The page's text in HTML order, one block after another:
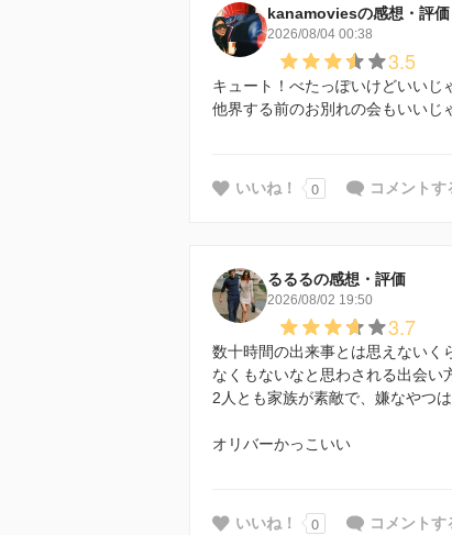
kanamoviesの感想・評価
2026/08/04 00:38
3.5
キュート！べたっぽいけどいいじ
他界する前のお別れの会もいいじ
いいね！ 0 コメントす
るるるの感想・評価
2026/08/02 19:50
3.7
数十時間の出来事とは思えないく
なくもないなと思わされる出会い
2人とも家族が素敵で、嫌なやつ
オリバーかっこいい
いいね！ 0 コメントす